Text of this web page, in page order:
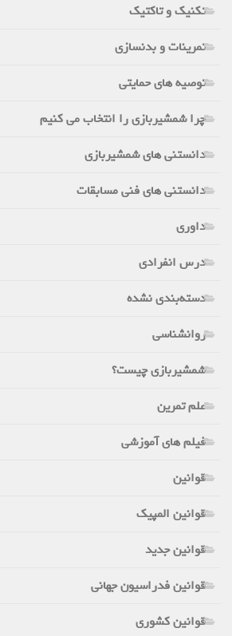
تکنیک و تاکتیک
تمرینات و بدنسازی
توصیه های حمایتی
چرا شمشیربازی را انتخاب می کنیم
دانستنی های شمشیربازی
دانستنی های فنی مسابقات
داوری
درس انفرادی
دسته‌بندی نشده
روانشناسی
شمشیربازی چیست؟
علم تمرین
فیلم های آموزشی
قوانین
قوانین المپیک
قوانین جدید
قوانین فدراسیون جهانی
قوانین کشوری